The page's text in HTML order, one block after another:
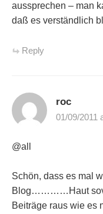
aussprechen – man
daß es verständlich
Reply
roc
01/09/2011
@all
Schön, dass es mal
Blog…………Haut
Beiträge raus wie es